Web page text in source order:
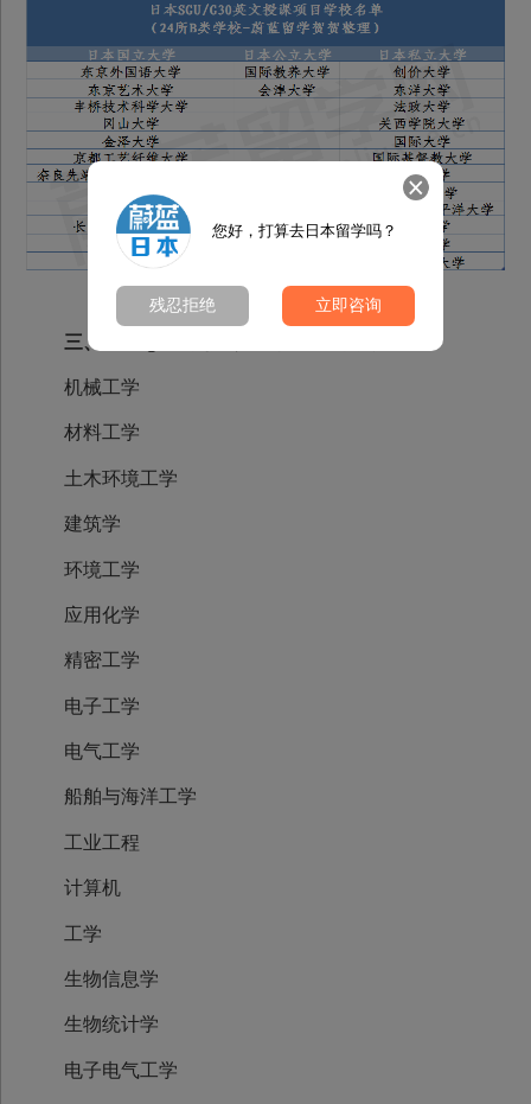
三、日本sgu大学院专业之应用工学类
机械工学
材料工学
土木环境工学
建筑学
环境工学
应用化学
精密工学
电子工学
电气工学
船舶与海洋工学
工业工程
计算机
工学
生物信息学
生物统计学
电子电气工学
您好，打算去日本留学吗？
残忍拒绝 立即咨询